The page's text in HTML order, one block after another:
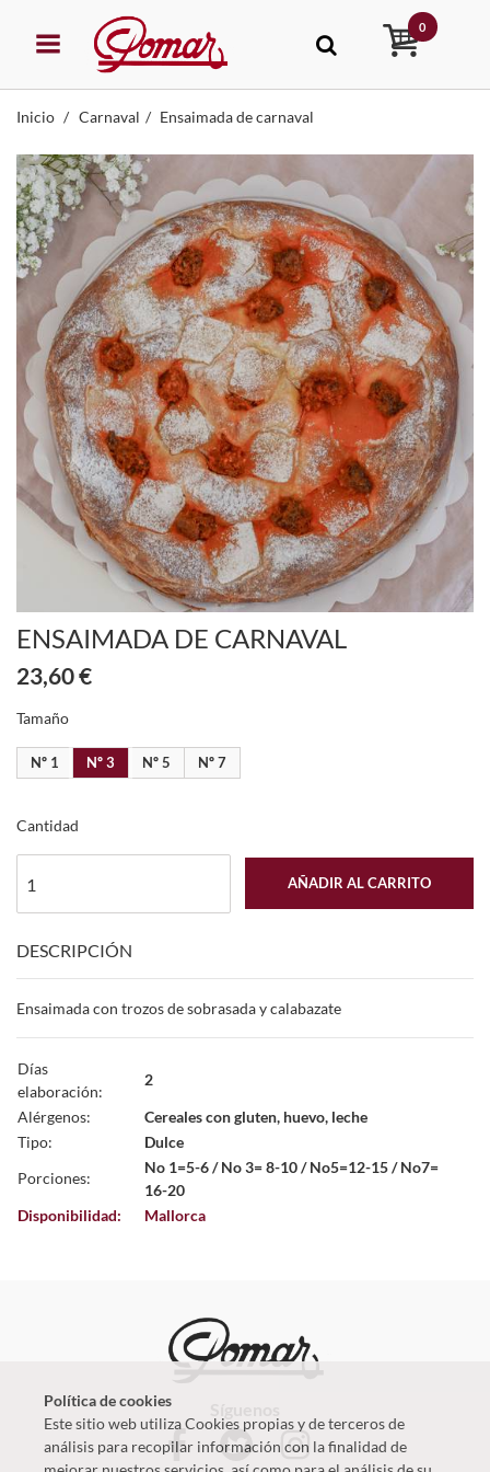
0
Inicio Carnaval Ensaimada de carnaval
ENSAIMADA DE CARNAVAL
23,60 €
Tamaño
Nº 1 Nº 3 Nº 5 Nº 7
Cantidad
AÑADIR AL CARRITO
DESCRIPCIÓN
Ensaimada con trozos de sobrasada y calabazate
Días
elaboración:
2
Alérgenos:
Cereales con gluten, huevo, leche
Tipo:
Dulce
Porciones:
No 1=5-6 / No 3= 8-10 / No5=12-15 / No7=
16-20
Disponibilidad:
Mallorca
Política de cookies
Este sitio web utiliza Cookies propias y de terceros de
análisis para recopilar información con la finalidad de